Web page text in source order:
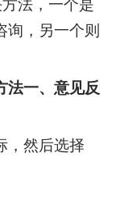
询，另一个则
法一、意见反
，然后选择